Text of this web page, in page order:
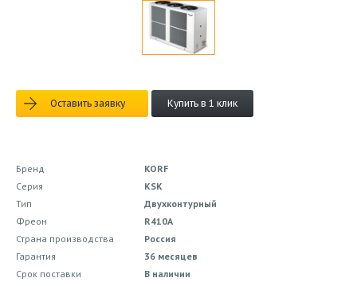
Оставить заявку Купить в 1 клик
Бренд
KORF
Серия
KSK
Тип
Двухконтурный
Фреон
R410A
Страна производства
Россия
Гарантия
36 месяцев
Срок поставки
В наличии